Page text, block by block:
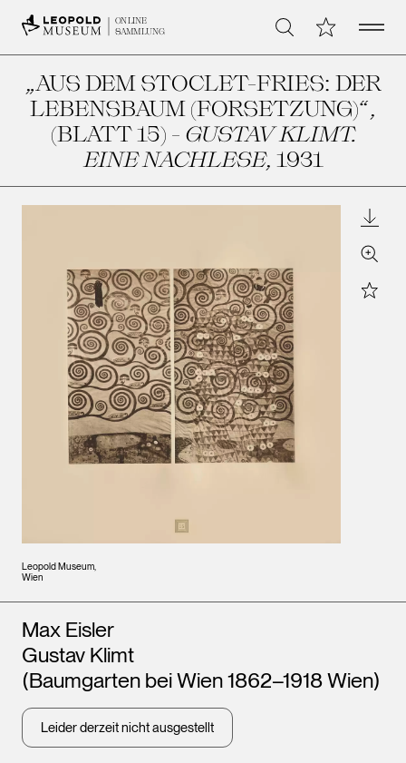
ONLINE
SAMMLUNG
Suche Meine Open
„AUS DEM STOCLET-FRIES: DER
LEBENSBAUM (FORSETZUNG)“,
(BLATT 15) - GUSTAV KLIMT.
EINE NACHLESE, 1931
Leopold Museum,
Wien
Zoom
Star
Künstler*innen
Max Eisler
Gustav Klimt
(Baumgarten bei Wien 1862–1918 Wien)
Leider derzeit nicht ausgestellt